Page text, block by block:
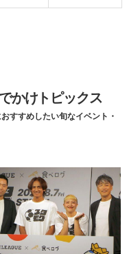
かけトピックス
すすめしたい旬なイベント・